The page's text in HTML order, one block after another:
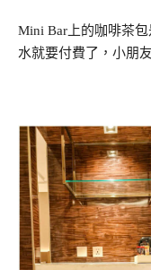
Mini Bar上的咖啡茶
水就要付費了，小朋